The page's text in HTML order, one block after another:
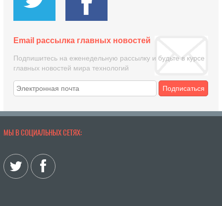
Email рассылка главных новостей
Подпишитесь на еженедельную рассылку и будьте в курсе
главных новостей мира технологий
Подписаться
МЫ В СОЦИАЛЬНЫХ СЕТЯХ: